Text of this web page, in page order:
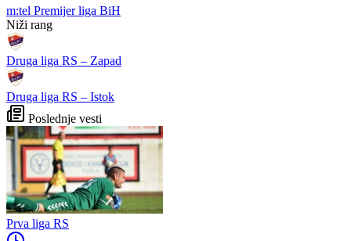
Allah, Allah, Allah, Allah…
Mohamed Salah! (VIDEO)
Sjajni Hajduk peticom u
Vilniusu na korak do play-
offa
Petar Sučić postao otac